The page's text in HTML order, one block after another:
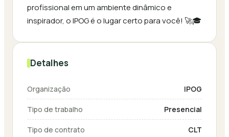
profissional em um ambiente dinâmico e
inspirador, o IPOG é o lugar certo para você! 🚀🎓
Detalhes
Organização IPOG
Tipo de trabalho Presencial
Tipo de contrato CLT